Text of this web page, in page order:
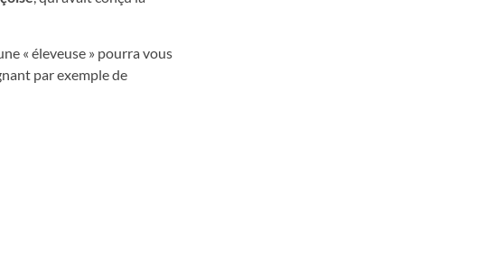
« éleveuse » pourra vous
par exemple de